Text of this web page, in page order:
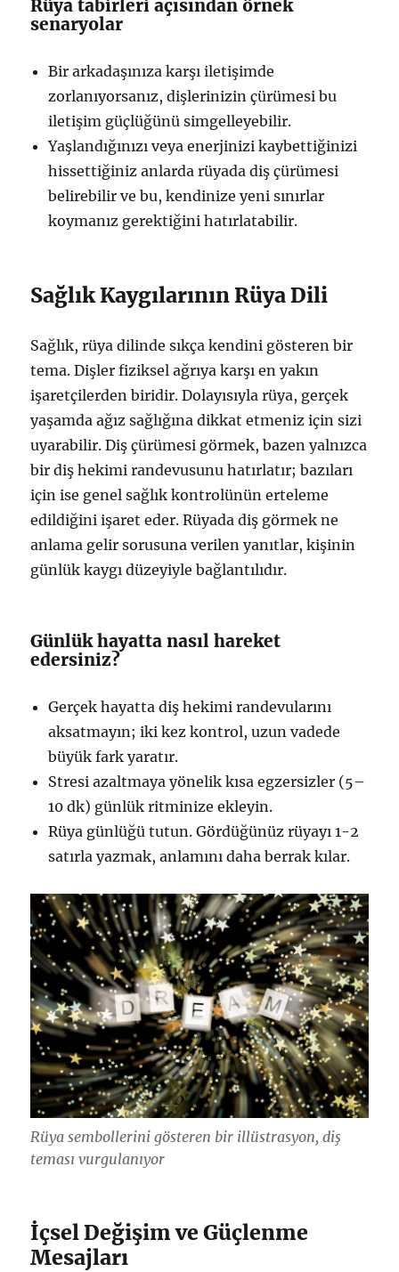
Rüya tabirleri açısından örnek
senaryolar
Bir arkadaşınıza karşı iletişimde
zorlanıyorsanız, dişlerinizin çürümesi bu
iletişim güçlüğünü simgelleyebilir.
Yaşlandığınızı veya enerjinizi kaybettiğinizi
hissettiğiniz anlarda rüyada diş çürümesi
belirebilir ve bu, kendinize yeni sınırlar
koymanız gerektiğini hatırlatabilir.
Sağlık Kaygılarının Rüya Dili
Sağlık, rüya dilinde sıkça kendini gösteren bir
tema. Dişler fiziksel ağrıya karşı en yakın
işaretçilerden biridir. Dolayısıyla rüya, gerçek
yaşamda ağız sağlığına dikkat etmeniz için sizi
uyarabilir. Diş çürümesi görmek, bazen yalnızca
bir diş hekimi randevusunu hatırlatır; bazıları
için ise genel sağlık kontrolünün erteleme
edildiğini işaret eder. Rüyada diş görmek ne
anlama gelir sorusuna verilen yanıtlar, kişinin
günlük kaygı düzeyiyle bağlantılıdır.
Günlük hayatta nasıl hareket
edersiniz?
Gerçek hayatta diş hekimi randevularını
aksatmayın; iki kez kontrol, uzun vadede
büyük fark yaratır.
Stresi azaltmaya yönelik kısa egzersizler (5–
10 dk) günlük ritminize ekleyin.
Rüya günlüğü tutun. Gördüğünüz rüyayı 1-2
satırla yazmak, anlamını daha berrak kılar.
Rüya sembollerini gösteren bir illüstrasyon, diş
teması vurgulanıyor
İçsel Değişim ve Güçlenme
Mesajları